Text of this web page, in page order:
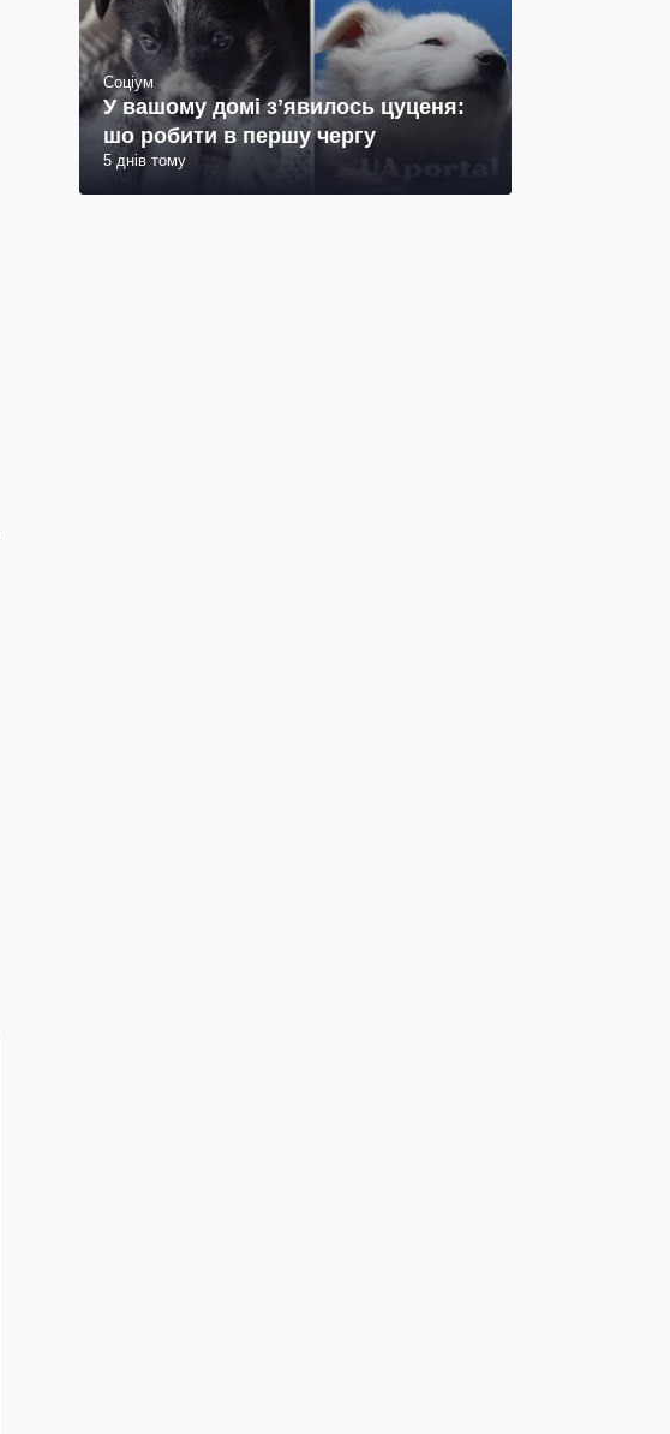
Соціум
У вашому домі зʼявилось цуценя:
шо робити в першу чергу
5 днів тому